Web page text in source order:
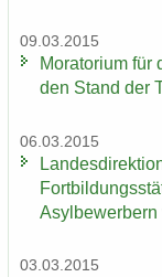
09.03.2015
Mo­ra­to­ri­um für
den Stand der
06.03.2015
Asyl­be­wer­bern
03.03.2015